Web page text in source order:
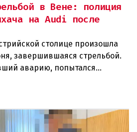
в Вене: полиция
на Audi после
столице произошла
завершившаяся стрельбой.
аварию, попытался
спровоцировав несколько
слу